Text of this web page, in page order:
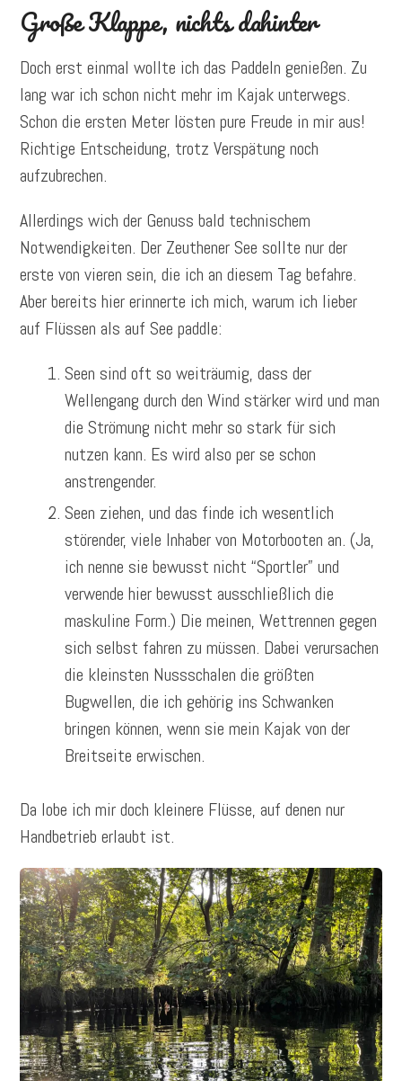
Große Klappe, nichts dahinter
Doch erst einmal wollte ich das Paddeln genießen. Zu
lang war ich schon nicht mehr im Kajak unterwegs.
Schon die ersten Meter lösten pure Freude in mir aus!
Richtige Entscheidung, trotz Verspätung noch
aufzubrechen.
Allerdings wich der Genuss bald technischem
Notwendigkeiten. Der Zeuthener See sollte nur der
erste von vieren sein, die ich an diesem Tag befahre.
Aber bereits hier erinnerte ich mich, warum ich lieber
auf Flüssen als auf See paddle:
Seen sind oft so weiträumig, dass der
Wellengang durch den Wind stärker wird und man
die Strömung nicht mehr so stark für sich
nutzen kann. Es wird also per se schon
anstrengender.
Seen ziehen, und das finde ich wesentlich
störender, viele Inhaber von Motorbooten an. (Ja,
ich nenne sie bewusst nicht “Sportler” und
verwende hier bewusst ausschließlich die
maskuline Form.) Die meinen, Wettrennen gegen
sich selbst fahren zu müssen. Dabei verursachen
die kleinsten Nussschalen die größten
Bugwellen, die ich gehörig ins Schwanken
bringen können, wenn sie mein Kajak von der
Breitseite erwischen.
Da lobe ich mir doch kleinere Flüsse, auf denen nur
Handbetrieb erlaubt ist.